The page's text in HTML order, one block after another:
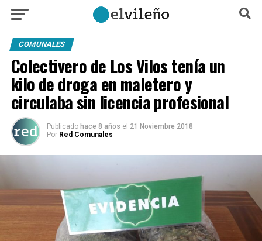
COMUNALES
Colectivero de Los Vilos tenía un
kilo de droga en maletero y
circulaba sin licencia profesional
Publicado hace 8 años el 21 Noviembre 2018
Por Red Comunales